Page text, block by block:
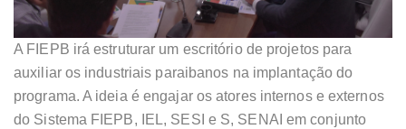
A FIEPB irá estruturar um escritório de projetos para
auxiliar os industriais paraibanos na implantação do
programa. A ideia é engajar os atores internos e externos
do Sistema FIEPB, IEL, SESI e S, SENAI em conjunto